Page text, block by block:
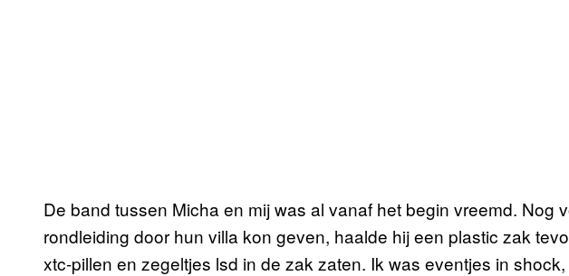
De band tussen Micha en mij was al vanaf het begin vreemd. Nog
rondleiding door hun villa kon geven, haalde hij een plastic zak
xtc-pillen en zegeltjes lsd in de zak zaten. Ik was eventjes in